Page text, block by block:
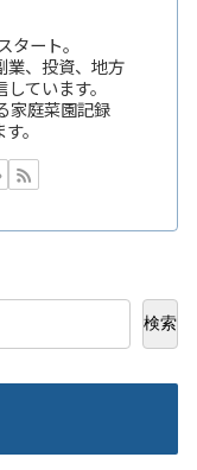
ート。
業、投資、地方
ています。
家庭菜園記録
。
検索